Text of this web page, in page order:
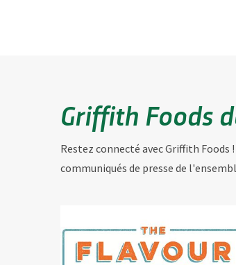
Griffith Foods
Restez connecté avec Griffith Foods
communiqués de presse de